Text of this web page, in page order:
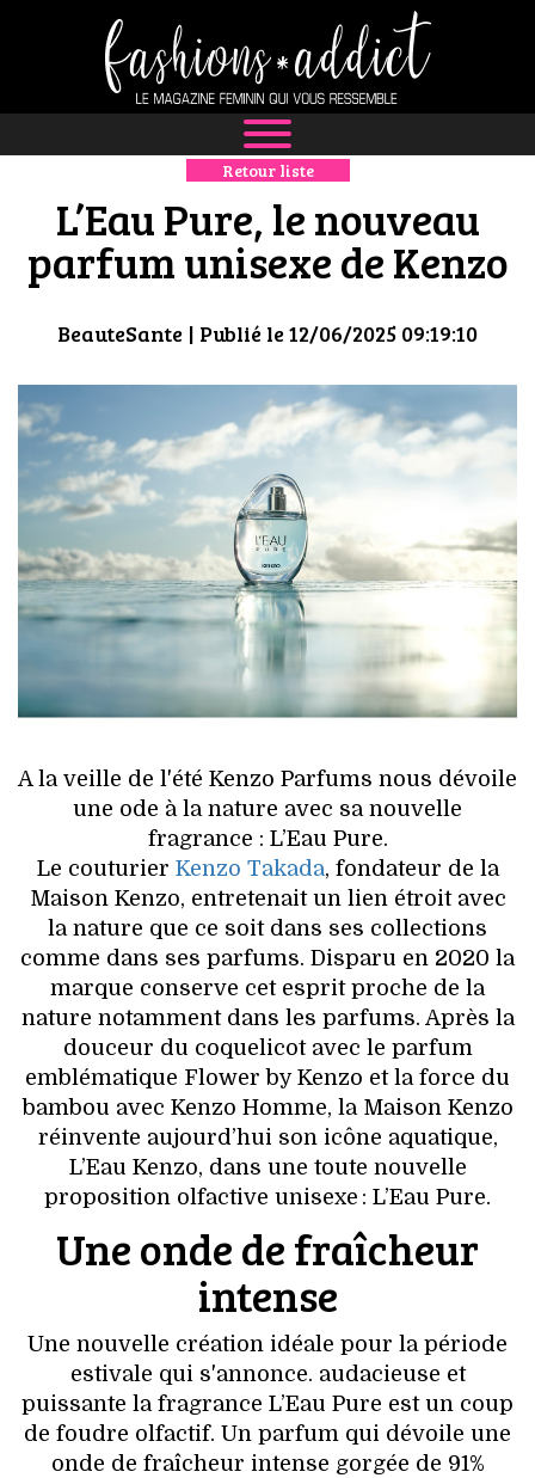
NEWS
MODE
BOUTIQUE
CULTURE
HIGH TECH
MAISON
AUTO
LIEUX TENDANCES
BEAUTÉ
MODE DE RUE
JEUNES CRÉATEURS
HISTOIRE DES MARQUES
DÉCO
VOYAGES & LOISIRS
Retour liste
L’Eau Pure, le nouveau
parfum unisexe de Kenzo
BeauteSante | Publié le 12/06/2025 09:19:10
A la veille de l'été Kenzo Parfums nous dévoile
une ode à la nature avec sa nouvelle
fragrance : L’Eau Pure.
Le couturier Kenzo Takada, fondateur de la
Maison Kenzo, entretenait un lien étroit avec
la nature que ce soit dans ses collections
comme dans ses parfums. Disparu en 2020 la
marque conserve cet esprit proche de la
nature notamment dans les parfums. Après la
douceur du coquelicot avec le parfum
emblématique Flower by Kenzo et la force du
bambou avec Kenzo Homme, la Maison Kenzo
réinvente aujourd’hui son icône aquatique,
L’Eau Kenzo, dans une toute nouvelle
proposition olfactive unisexe : L’Eau Pure.
Une onde de fraîcheur
intense
Une nouvelle création idéale pour la période
estivale qui s'annonce. audacieuse et
puissante la fragrance L’Eau Pure est un coup
de foudre olfactif. Un parfum qui dévoile une
onde de fraîcheur intense gorgée de 91%